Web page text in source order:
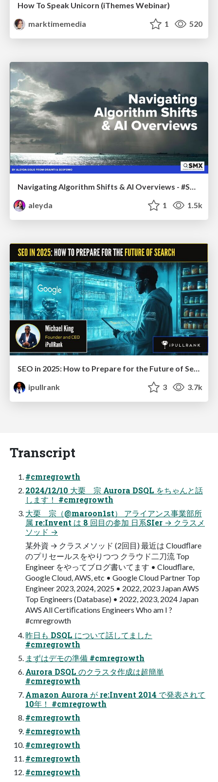
How To Speak Unicorn (iThemes Webinar)
marktimemedia
1 520
Navigating Algorithm Shifts & AI Overviews - #SMXNext
aleyda
1 1.5k
ipullrank
3 3.7k
Transcript
#cmregrowth
2024/12/10 ⼤栗 宗 Aurora DSQL をちゃんと話
します！ #cmregrowth
⼤栗 宗（@maroon1st） アライアンス事業部所
属 re:Invent は 8 回⽬の参加 ⽇系SIer → クラスメ
ソッド →
某外資 → クラスメソッド (2回⽬) 最近は Cloudﬂare
のプリセールスをやりつつ クラウド⼆⼑流 Top
Engineer をやってブログ書いてます • Cloudﬂare,
Google Cloud, AWS, etc • Google Cloud Partner Top
Engineer 2023, 2024, 2025 • 2022, 2023 Japan AWS
Top Engineers (Database) • 2022, 2023, 2024 Japan
AWS All Certiﬁcations Engineers Who am I ?
#cmregrowth
昨⽇も DSQL について話してました
#cmregrowth
まずはデモの準備 #cmregrowth
Aurora DSQL のクラスタ作成は超簡単
#cmregrowth
Amazon Aurora が re:Invent 2014 で発表されて
10年！ #cmregrowth
#cmregrowth
#cmregrowth
#cmregrowth
#cmregrowth
#cmregrowth